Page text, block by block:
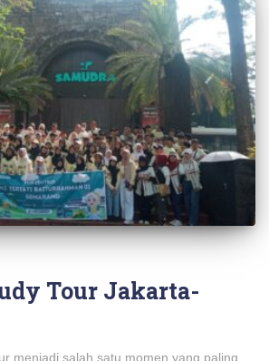
Tour Jakarta-
salah satu momen yang paling